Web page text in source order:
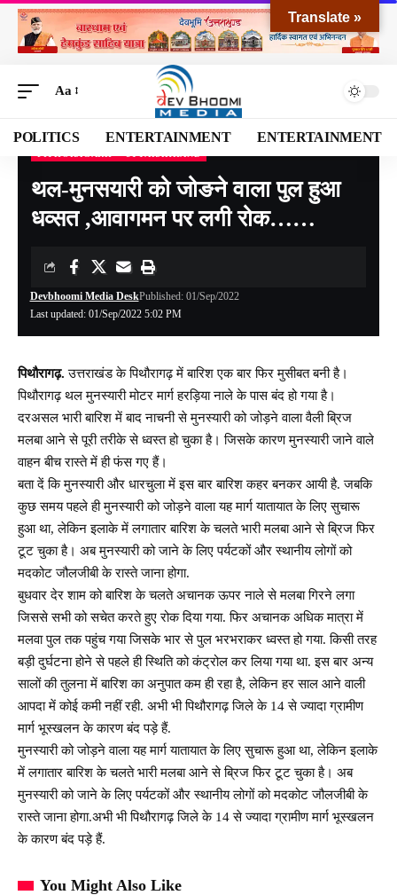
Aa
POLITICS ENTERTAINMENT ENTERTAINMENT
Devbhoomi Media>Blog>NATIONAL>UTTARAKHAND>PITHORAGARH
थल-मुनसयारी को जोङने वाला पुल हुआ
धव्सत ,आवागमन पर लगी रोक……
Last updated: 01/Sep/2022 5:02 PM
Devbhoomi Media DeskPublished: 01/Sep/2022
पिथौरागढ़. उत्तराखंड के पिथौरागढ़ में बारिश एक बार फिर मुसीबत बनी है।
पिथौरागढ़ थल मुनस्यारी मोटर मार्ग हरड़िया नाले के पास बंद हो गया है।
दरअसल भारी बारिश में बाद नाचनी से मुनस्यारी को जोड़ने वाला वैली ब्रिज
मलबा आने से पूरी तरीके से ध्वस्त हो चुका है। जिसके कारण मुनस्यारी जाने वाले
वाहन बीच रास्ते में ही फंस गए हैं।
बता दें कि मुनस्यारी और धारचुला में इस बार बारिश कहर बनकर आयी है. जबकि
कुछ समय पहले ही मुनस्यारी को जोड़ने वाला यह मार्ग यातायात के लिए सुचारू
हुआ था, लेकिन इलाके में लगातार बारिश के चलते भारी मलबा आने से ब्रिज फिर
टूट चुका है। अब मुनस्यारी को जाने के लिए पर्यटकों और स्थानीय लोगों को
मदकोट जौलजीबी के रास्ते जाना होगा.
बुधवार देर शाम को बारिश के चलते अचानक ऊपर नाले से मलबा गिरने लगा
जिससे सभी को सचेत करते हुए रोक दिया गया. फिर अचानक अधिक मात्रा में
मलवा पुल तक पहुंच गया जिसके भार से पुल भरभराकर ध्वस्त हो गया. किसी तरह
बड़ी दुर्घटना होने से पहले ही स्थिति को कंट्रोल कर लिया गया था. इस बार अन्य
सालों की तुलना में बारिश का अनुपात कम ही रहा है, लेकिन हर साल आने वाली
आपदा में कोई कमी नहीं रही. अभी भी पिथौरागढ़ जिले के 14 से ज्यादा ग्रामीण
मार्ग भूस्खलन के कारण बंद पड़े हैं.
मुनस्यारी को जोड़ने वाला यह मार्ग यातायात के लिए सुचारू हुआ था, लेकिन इलाके
में लगातार बारिश के चलते भारी मलबा आने से ब्रिज फिर टूट चुका है। अब
मुनस्यारी को जाने के लिए पर्यटकों और स्थानीय लोगों को मदकोट जौलजीबी के
रास्ते जाना होगा.अभी भी पिथौरागढ़ जिले के 14 से ज्यादा ग्रामीण मार्ग भूस्खलन
के कारण बंद पड़े हैं.
You Might Also Like
Translate »